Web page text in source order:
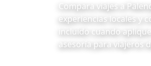
Compara viajes a
experiencias locales y
incluido cuando
asesoría para viajeros